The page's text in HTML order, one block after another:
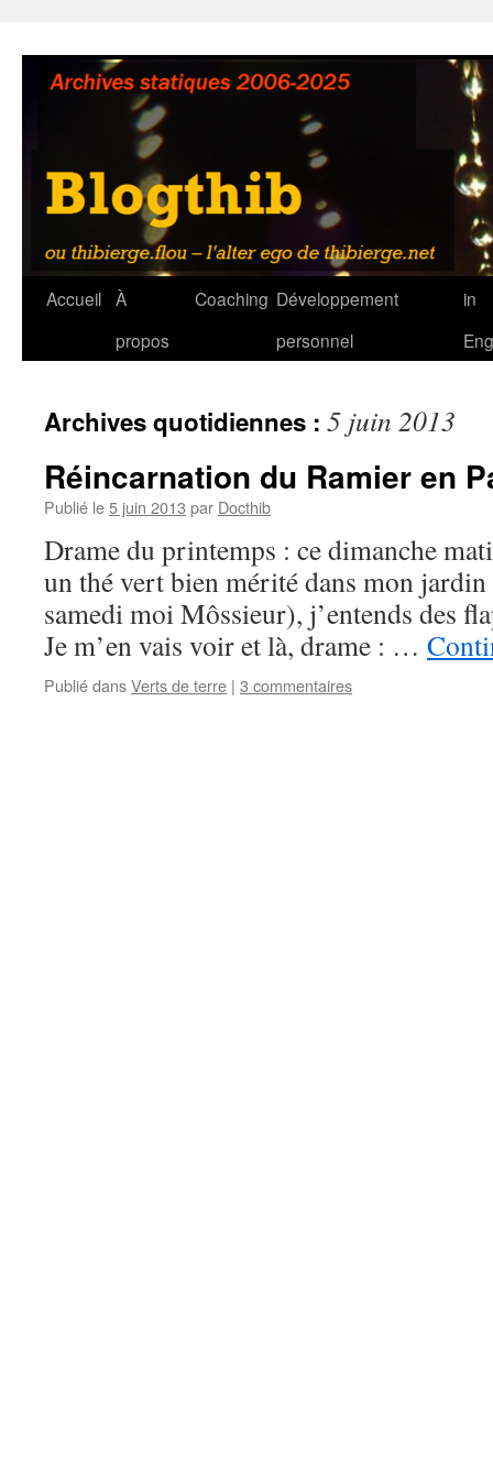
contenu
Accueil À
propos
Coaching Développement
personnel
in
Archives quotidiennes : 5 juin 2013
Réincarnation du Ramier en
Publié le5 juin 2013 par Docthib
Drame du printemps : ce dimanche
un thé vert bien mérité dans mon
samedi moi Môssieur), j’entends des
Je m’en vais voir et là, drame : …
Publié dansVerts de terre | 3 commentaires